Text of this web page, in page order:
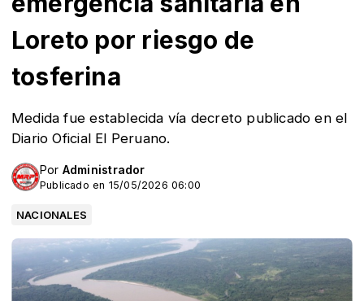
Loreto por riesgo de
tosferina
Medida fue establecida vía decreto publicado en el
Diario Oficial El Peruano.
Por Administrador
Publicado en 15/05/2026 06:00
NACIONALES